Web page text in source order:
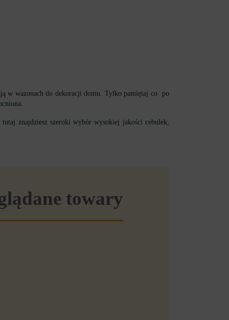
w wazonach do dekoracji domu. Tylko pamiętaj co po
znajdziesz szeroki wybór wysokiej jakości cebulek,
towary